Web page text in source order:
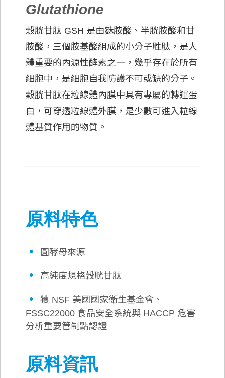
Glutathione
穀胱甘肽 GSH 是由麩胺酸、半胱胺酸和甘
胺酸，三個胺基酸組成的小分子胜肽，是人
體重要的內源性酵素之一，幾乎存在於所有
細胞中，是細胞自我防護不可或缺的分子。
穀胱甘肽在粒線體內膜中具有專屬的轉運蛋
白，可穿透粒線體外膜，是少數可進入粒線
體基質作用的物質。
原料特色
• 圓酵母來源
• 高純度規格穀胱甘肽
•
獲 NSF 美國國家衛生基金會、
FSSC22000 食品安全系統與 HACCP 危害
分析重要管制點認證
原料資訊